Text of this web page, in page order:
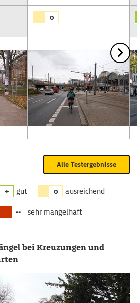
o
+ gut o ausreichend
-- sehr mangelhaft
Alle Testergebnisse
bei Kreuzungen und